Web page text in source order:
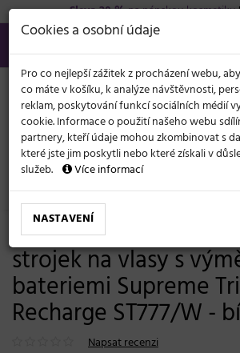
Sleva 20 %na pánskou kosmetiku
566 440 099
info@svetkadernictvi.cz
Po−pá: 8−17
Vše o nákupu
KATEGORIE
MENU
Elektronika Strojky Konturovací a
Profesionální
strojek na vlasy s
bateriemi Supreme
Recharge ST777/W -
Napsat recenzi
Cookies a osobní údaje
Pro co nejlepší zážitek z procházení webu,
co máte v košíku, k analýze návštěvnosti,
reklam, poskytování funkcí sociálních médií
cookie. Informace o použití našeho webu
partnery, kteří údaje mohou zkombinovat s
které jste jim poskytli nebo které získali v
služeb.
Více informací
NASTAVENÍ